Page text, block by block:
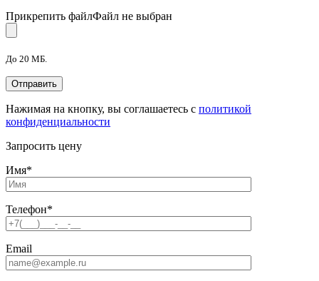
Прикрепить файлФайл не выбран
До 20 МБ.
Нажимая на кнопку, вы соглашаетесь с политикой
конфиденциальности
Запросить цену
Имя*
Телефон*
Email